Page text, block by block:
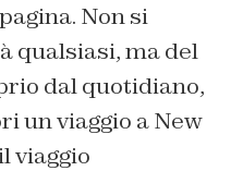
Non si
qualsiasi, ma del
dal quotidiano,
un viaggio a New
viaggio